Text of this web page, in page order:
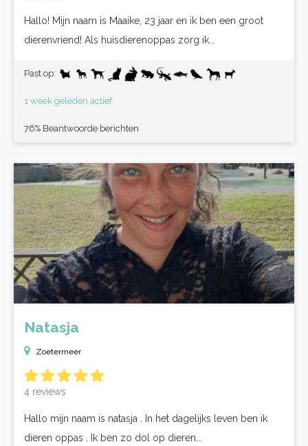
Hallo! Mijn naam is Maaike, 23 jaar en ik ben een groot
dierenvriend! Als huisdierenoppas zorg ik...
Past op:
1 week geleden actief
76% Beantwoorde berichten
Natasja
Zoetermeer
4 reviews
Hallo mijn naam is natasja . In het dagelijks leven ben ik
dieren oppas . Ik ben zo dol op dieren...